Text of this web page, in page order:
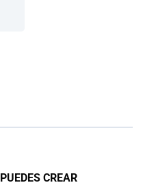
PUEDES CREAR